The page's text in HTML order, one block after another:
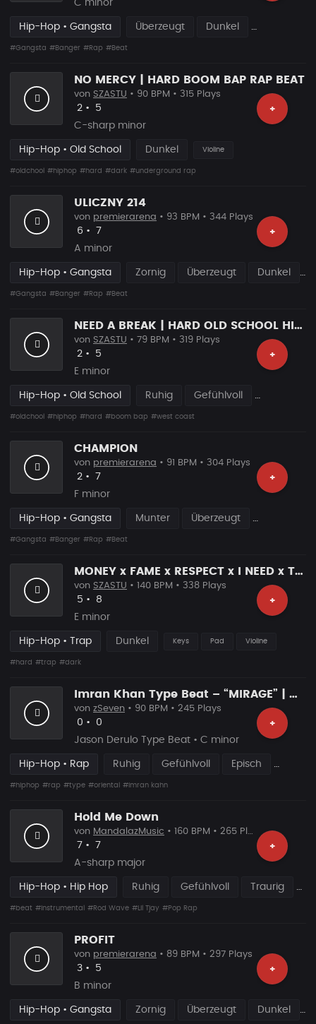
C minor
Hip-Hop • Gangsta Überzeugt Dunkel
#Gangsta #Banger #Rap #Beat
NO MERCY | HARD BOOM BAP RAP BEAT
+
von SZASTU • 90 BPM • 315 Plays
Likes
2 • Vorgeschlagen
5
C-sharp minor
Hip-Hop • Old School Dunkel Violine
#oldchool #hiphop #hard #dark #underground rap
ULICZNY 214
+
von premierarena • 93 BPM • 344 Plays
Likes
6 • Vorgeschlagen
7
A minor
Hip-Hop • Gangsta Zornig Überzeugt Dunkel
#Gangsta #Banger #Rap #Beat
NEED A BREAK | HARD OLD SCHOOL HIP HOP RAP BEAT
+
von SZASTU • 79 BPM • 319 Plays
Likes
2 • Vorgeschlagen
5
E minor
Hip-Hop • Old School Ruhig Gefühlvoll
#oldchool #hiphop #hard #boom bap #west coast
CHAMPION
+
von premierarena • 91 BPM • 304 Plays
Likes
2 • Vorgeschlagen
7
F minor
Hip-Hop • Gangsta Munter Überzeugt
#Gangsta #Banger #Rap #Beat
MONEY x FAME x RESPECT x I NEED x TRAP BEAT
+
von SZASTU • 140 BPM • 338 Plays
Likes
5 • Vorgeschlagen
8
E minor
Hip-Hop • Trap Dunkel Keys Pad Violine
#hard #trap #dark
Imran Khan Type Beat – “MIRAGE” | Oriental Rap Instrumental
+
von zSeven • 90 BPM • 245 Plays
Likes
0 • Vorgeschlagen
0
Jason Derulo Type Beat • C minor
Hip-Hop • Rap Ruhig Gefühlvoll Episch
#hiphop #rap #type #oriental #imran kahn
Hold Me Down
+
von MandalazMusic • 160 BPM • 265 Plays
Likes
7 • Vorgeschlagen
7
A-sharp major
Hip-Hop • Hip Hop Ruhig Gefühlvoll Traurig
#beat #instrumental #Rod Wave #Lil Tjay #Pop Rap
PROFIT
+
von premierarena • 89 BPM • 297 Plays
Likes
3 • Vorgeschlagen
5
B minor
Hip-Hop • Gangsta Zornig Überzeugt Dunkel